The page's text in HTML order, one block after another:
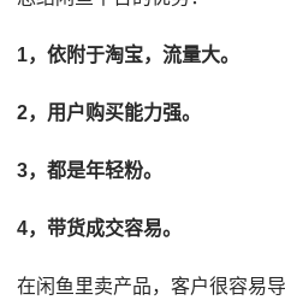
1，依附于淘宝，流量大。
2，用户购买能力强。
3，都是年轻粉。
4，带货成交容易。
在闲鱼里卖产品，客户很容易